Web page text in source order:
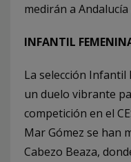
medirán a
INFANTIL
La selección
un duelo vibrante
competición en el
Mar Gómez se han
Cabezo Beaza,